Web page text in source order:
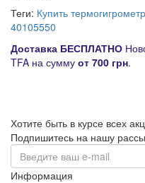
Теги: Купить
40105550
Доставка БЕСПЛАТНО
TFA на сумму от 700 грн.
Хотите быть в курсе всех
Подпишитесь на нашу
Информация